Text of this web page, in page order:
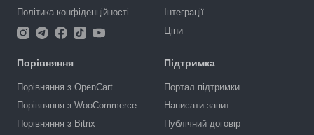
Політика конфіденційності
Інтеграції
Ціни
Порівняння
Порівняння з OpenCart
Порівняння з WooCommerce
Порівняння з Bitrix
Підтримка
Портал підтримки
Написати запит
Публічний договір